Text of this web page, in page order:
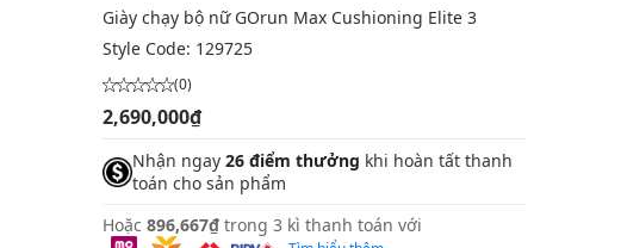
Giày chạy bộ nữ GOrun Max Cushioning Elite 3
Style Code: 129725
(0)
2,690,000₫
Nhận ngay 26 điểm thưởng khi hoàn tất thanh
toán cho sản phẩm
Hoặc 896,667₫ trong 3 kì thanh toán với